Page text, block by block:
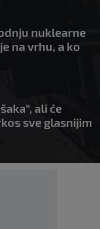
nuklearne
na vrhu, a ko
ali će
sve glasnijim